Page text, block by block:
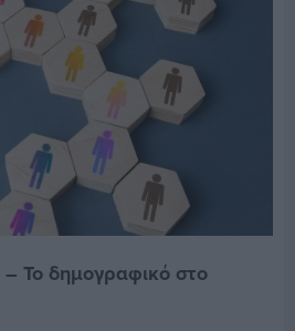
– Το δημογραφικό στο